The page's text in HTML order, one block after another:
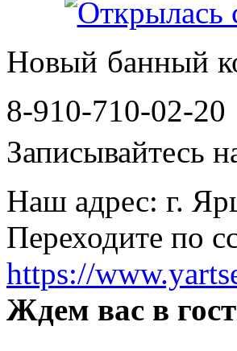
Новый банный
8-910-710-02-20
Записывайтесь
Наш адрес: г.
Переходите по
https://
Ждем вас в